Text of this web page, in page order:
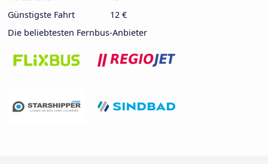
Günstigste Fahrt
12 €
Die beliebtesten Fernbus-Anbieter